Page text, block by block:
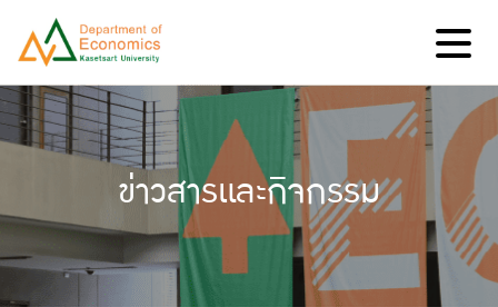
ข่าวสารและกิจกรรม